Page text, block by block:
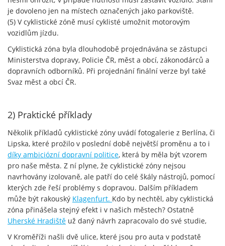
je dovoleno jen na místech označených jako parkoviště.
(5) V cyklistické zóně musí cyklisté umožnit motorovým
vozidlům jízdu.
Cyklistická zóna byla dlouhodobě projednávána se zástupci
Ministerstva dopravy, Policie ČR, měst a obcí, zákonodárců a
dopravních odborníků. Při projednání finální verze byl také
Svaz měst a obcí ČR.
2) Praktické příklady
Několik příkladů cyklistické zóny uvádí fotogalerie z Berlína, či
Lipska, které prožilo v poslední době největší proměnu a to i
díky ambiciózní dopravní politice, která by měla být vzorem
pro naše města. Z ní plyne, že cyklistické zóny nejsou
navrhovány izolovaně, ale patří do celé škály nástrojů, pomocí
kterých zde řeší problémy s dopravou. Dalším příkladem
může být rakouský Klagenfurt. Kdo by nechtěl, aby cyklistická
zóna přinášela stejný efekt i v našich městech? Ostatně
Uherské Hradiště už daný návrh zapracovalo do své studie,
V Kroměříži našli dvě ulice, které jsou pro auta v podstatě